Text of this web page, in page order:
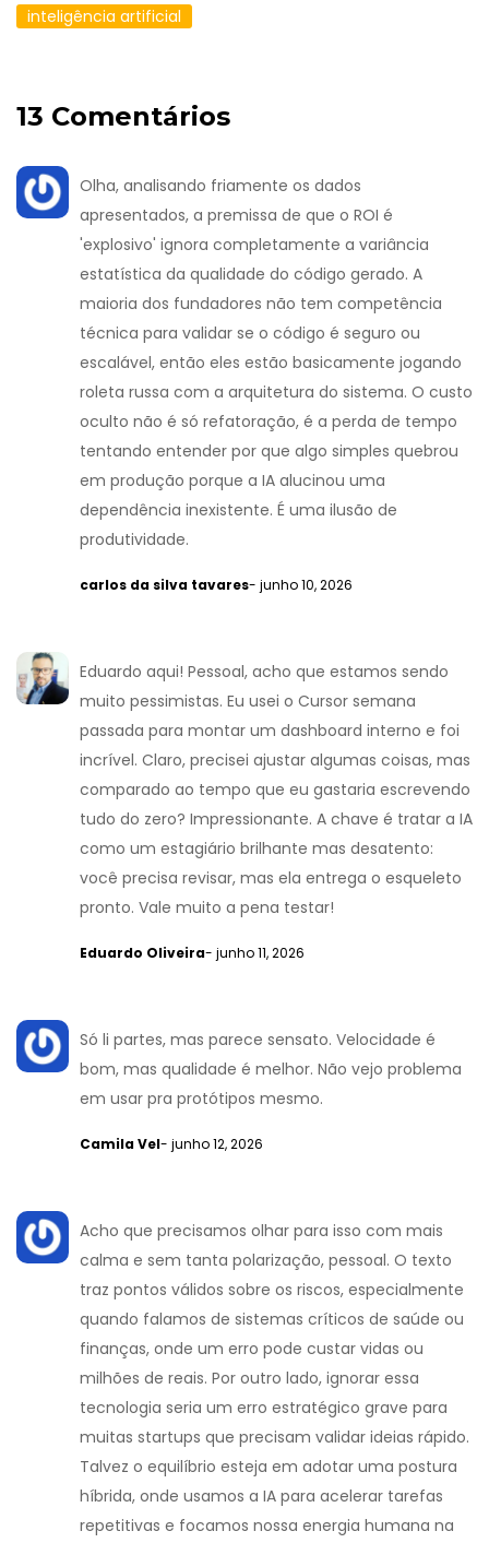
inteligência artificial
13 Comentários
Olha, analisando friamente os dados
apresentados, a premissa de que o ROI é
'explosivo' ignora completamente a variância
estatística da qualidade do código gerado. A
maioria dos fundadores não tem competência
técnica para validar se o código é seguro ou
escalável, então eles estão basicamente jogando
roleta russa com a arquitetura do sistema. O custo
oculto não é só refatoração, é a perda de tempo
tentando entender por que algo simples quebrou
em produção porque a IA alucinou uma
dependência inexistente. É uma ilusão de
produtividade.
carlos da silva tavares- junho 10, 2026
Eduardo aqui! Pessoal, acho que estamos sendo
muito pessimistas. Eu usei o Cursor semana
passada para montar um dashboard interno e foi
incrível. Claro, precisei ajustar algumas coisas, mas
comparado ao tempo que eu gastaria escrevendo
tudo do zero? Impressionante. A chave é tratar a IA
como um estagiário brilhante mas desatento:
você precisa revisar, mas ela entrega o esqueleto
pronto. Vale muito a pena testar!
Eduardo Oliveira- junho 11, 2026
Só li partes, mas parece sensato. Velocidade é
bom, mas qualidade é melhor. Não vejo problema
em usar pra protótipos mesmo.
Camila Vel- junho 12, 2026
Acho que precisamos olhar para isso com mais
calma e sem tanta polarização, pessoal. O texto
traz pontos válidos sobre os riscos, especialmente
quando falamos de sistemas críticos de saúde ou
finanças, onde um erro pode custar vidas ou
milhões de reais. Por outro lado, ignorar essa
tecnologia seria um erro estratégico grave para
muitas startups que precisam validar ideias rápido.
Talvez o equilíbrio esteja em adotar uma postura
híbrida, onde usamos a IA para acelerar tarefas
repetitivas e focamos nossa energia humana na